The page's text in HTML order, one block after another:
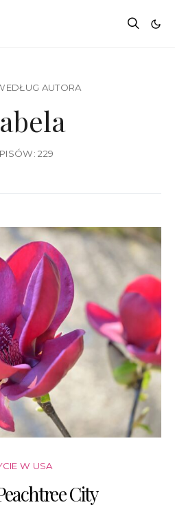
AUTORA
229
W USA
City